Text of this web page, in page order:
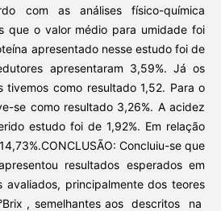
com as análises físico-química
que o valor médio para umidade foi
apresentado nesse estudo foi de
apresentaram 3,59%. Já os
tivemos como resultado 1,52. Para o
se como resultado 3,26%. A acidez
estudo foi de 1,92%. Em relação
Concluiu-se que
resultados esperados em
avaliados, principalmente dos teores
, semelhantes aos descritos na